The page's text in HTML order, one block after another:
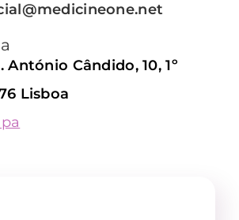
António Cândido, 10, 1º
Lisboa